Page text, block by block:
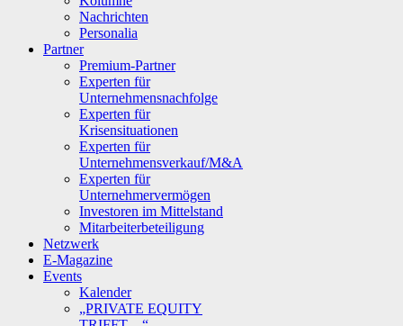
Nachrichten
Personalia
Partner
Premium-Partner
Experten für
Unternehmensnachfolge
Experten für
Krisensituationen
Experten für
Unternehmensverkauf/M&A
Experten für
Unternehmervermögen
Investoren im Mittelstand
Mitarbeiterbeteiligung
Netzwerk
E-Magazine
Events
Kalender
„PRIVATE EQUITY